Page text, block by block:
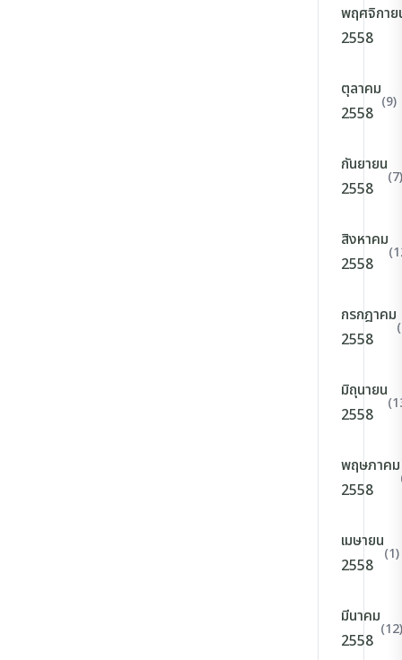
พฤศจิกาย
2558
ตุลาคม
2558
(9)
กันยายน
2558
(7)
สิงหาคม
2558
กรกฎาคม
2558
มิถุนายน
2558
พฤษภาคม
2558
เมษายน
2558
(1)
มีนาคม
2558
(12)